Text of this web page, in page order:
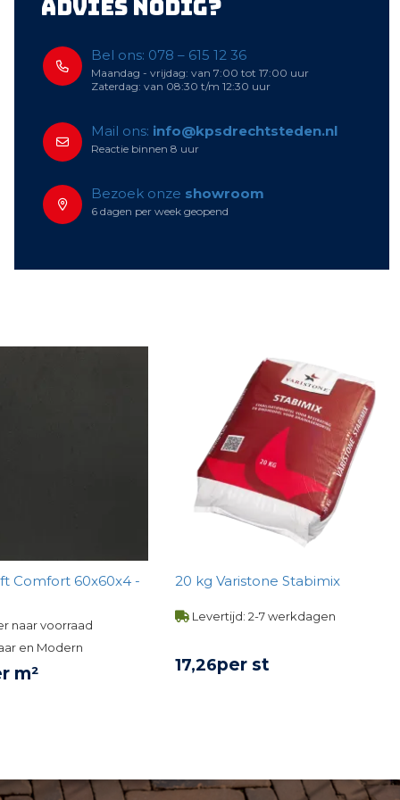
Advies nodig?
Bel ons: 078 – 615 12 36
Maandag - vrijdag: van 7:00 tot 17:00 uur
Zaterdag: van 08:30 t/m 12:30 uur
Mail ons: info@kpsdrechtsteden.nl
Reactie binnen 8 uur
Bezoek onze showroom
6 dagen per week geopend
Comfort 60x60x4 -
naar voorraad
en Modern
m²
20 kg Varistone Stabimix
Levertijd: 2-7 werkdagen
17,26per st